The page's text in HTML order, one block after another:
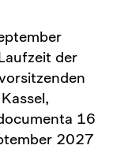
der
16
2027